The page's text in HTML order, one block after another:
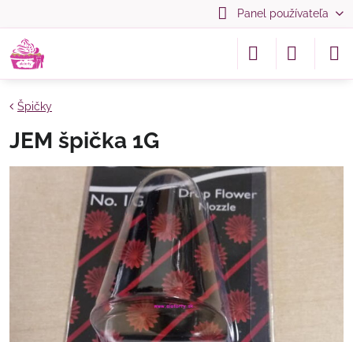
Panel používateľa
Špičky
JEM špička 1G